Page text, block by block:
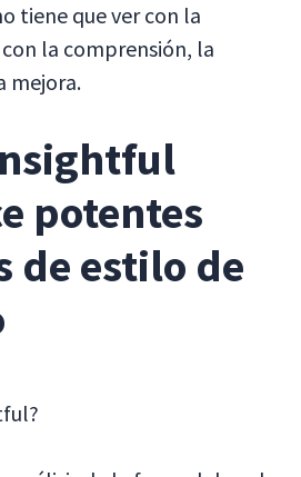
tiene que ver con la
la comprensión, la
mejora.
potentes
de estilo de